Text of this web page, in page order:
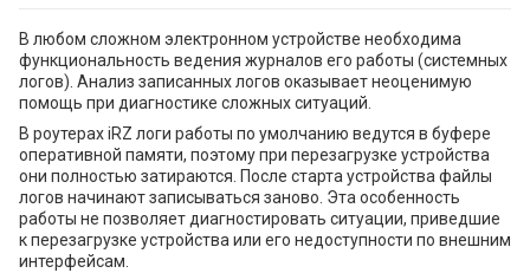
В любом сложном электронном устройстве необходима
функциональность ведения журналов его работы (системных
логов). Анализ записанных логов оказывает неоценимую
помощь при диагностике сложных ситуаций.
В роутерах iRZ логи работы по умолчанию ведутся в буфере
оперативной памяти, поэтому при перезагрузке устройства
они полностью затираются. После старта устройства файлы
логов начинают записываться заново. Эта особенность
работы не позволяет диагностировать ситуации, приведшие
к перезагрузке устройства или его недоступности по внешним
интерфейсам.